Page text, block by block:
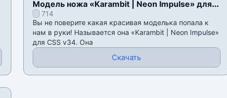
Модель ножа «Karambit | Neon Impulse» для
CSS v34
714
Вы не поверите какая красивая моделька попала к
нам в руки! Называется она «Karambit | Neon Impulse»
для CSS v34. Она
Скачать